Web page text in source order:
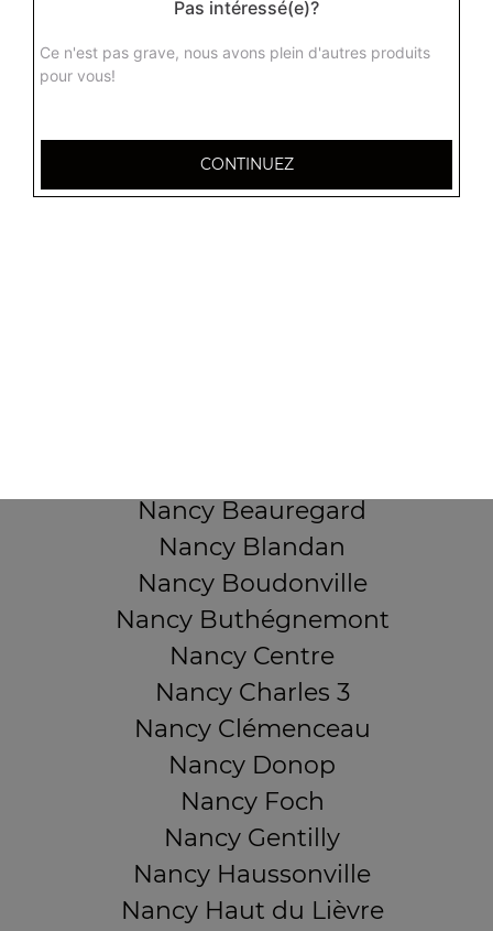
Nancy Beauregard
Nancy Blandan
Nancy Boudonville
Nancy Buthégnemont
Nancy Centre
Nancy Charles 3
Nancy Clémenceau
Nancy Donop
Nancy Foch
Nancy Gentilly
Nancy Haussonville
Nancy Haut du Lièvre
Pas intéressé(e)?
Ce n'est pas grave, nous avons plein d'autres produits
pour vous!
CONTINUEZ